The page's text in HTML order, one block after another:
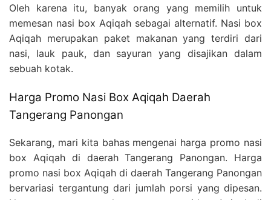
Oleh karena itu, banyak orang yang memilih untuk
memesan nasi box Aqiqah sebagai alternatif. Nasi box
Aqiqah merupakan paket makanan yang terdiri dari
nasi, lauk pauk, dan sayuran yang disajikan dalam
sebuah kotak.
Harga Promo Nasi Box Aqiqah Daerah
Tangerang Panongan
Sekarang, mari kita bahas mengenai harga promo nasi
box Aqiqah di daerah Tangerang Panongan. Harga
promo nasi box Aqiqah di daerah Tangerang Panongan
bervariasi tergantung dari jumlah porsi yang dipesan.